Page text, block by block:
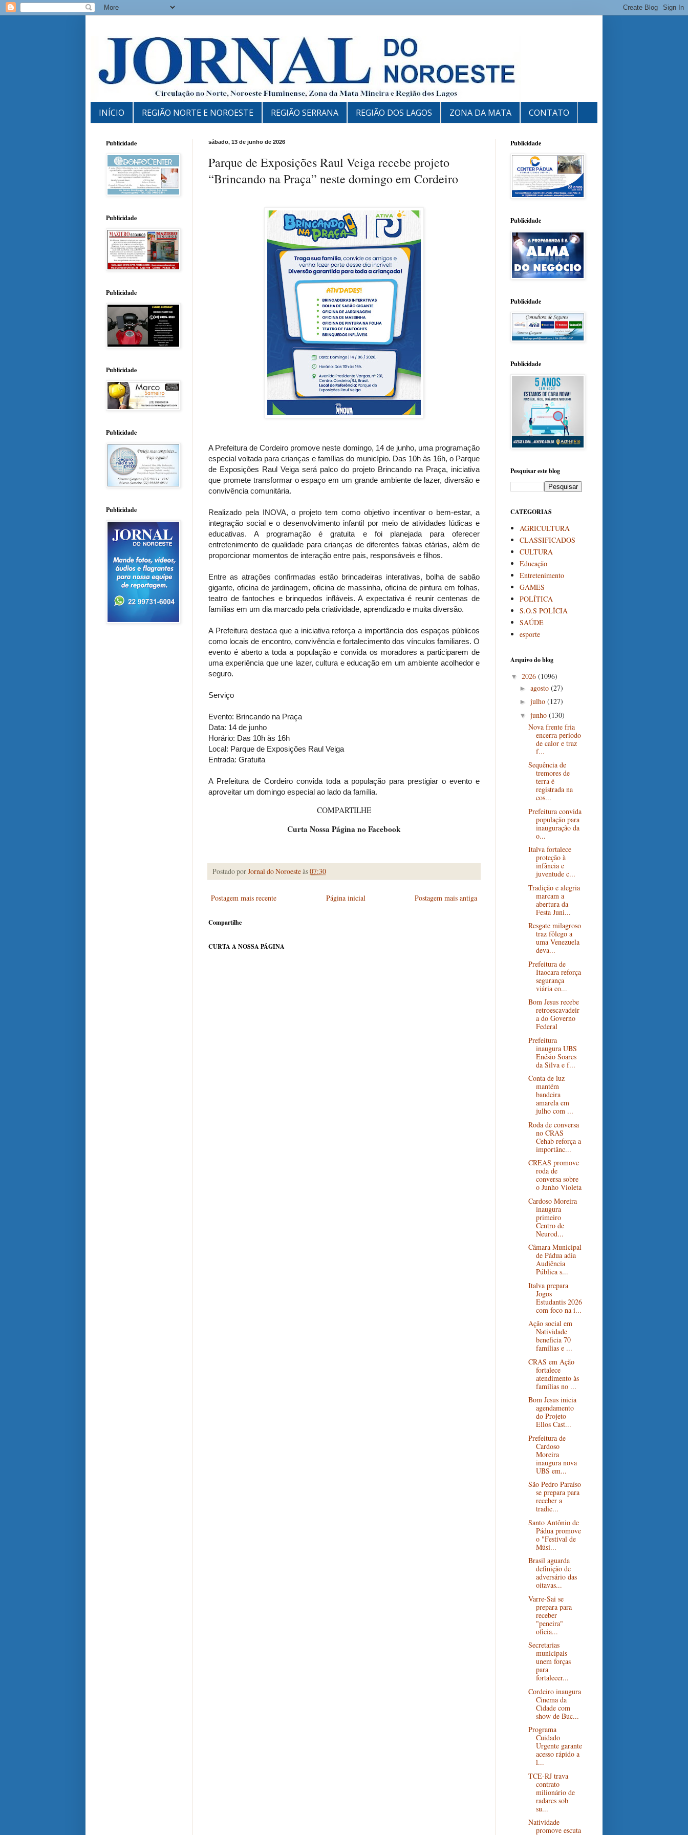
INÍCIO REGIÃO NORTE E NOROESTE REGIÃO SERRANA REGIÃO DOS LAGOS ZONA DA MATA CONTATO
sábado, 13 de junho de 2026
Parque de Exposições Raul Veiga recebe projeto
“Brincando na Praça” neste domingo em Cordeiro
A Prefeitura de Cordeiro promove neste domingo, 14 de junho, uma programação
especial voltada para crianças e famílias do município. Das 10h às 16h, o Parque
de Exposições Raul Veiga será palco do projeto Brincando na Praça, iniciativa
que promete transformar o espaço em um grande ambiente de lazer, diversão e
convivência comunitária.
Realizado pela INOVA, o projeto tem como objetivo incentivar o bem-estar, a
integração social e o desenvolvimento infantil por meio de atividades lúdicas e
educativas. A programação é gratuita e foi planejada para oferecer
entretenimento de qualidade para crianças de diferentes faixas etárias, além de
proporcionar momentos de interação entre pais, responsáveis e filhos.
Entre as atrações confirmadas estão brincadeiras interativas, bolha de sabão
gigante, oficina de jardinagem, oficina de massinha, oficina de pintura em folhas,
teatro de fantoches e brinquedos infláveis. A expectativa é reunir centenas de
famílias em um dia marcado pela criatividade, aprendizado e muita diversão.
A Prefeitura destaca que a iniciativa reforça a importância dos espaços públicos
como locais de encontro, convivência e fortalecimento dos vínculos familiares. O
evento é aberto a toda a população e convida os moradores a participarem de
uma experiência que une lazer, cultura e educação em um ambiente acolhedor e
seguro.
Serviço
Evento: Brincando na Praça
Data: 14 de junho
Horário: Das 10h às 16h
Local: Parque de Exposições Raul Veiga
Entrada: Gratuita
A Prefeitura de Cordeiro convida toda a população para prestigiar o evento e
aproveitar um domingo especial ao lado da família.
COMPARTILHE
Curta Nossa Página no Facebook
Postado porJornal do Noroesteàs07:30
Postagem mais recente Postagem mais antiga
Página inicial
Compartilhe
CURTA A NOSSA PÁGINA
Publicidade
Publicidade
Publicidade
Publicidade
Publicidade
Publicidade
Publicidade
Publicidade
Publicidade
Publicidade
Pesquisar este blog
CATEGORIAS
AGRICULTURA
CLASSIFICADOS
CULTURA
Educação
Entretenimento
GAMES
POLÍTICA
S.O.S POLÍCIA
SAÚDE
esporte
Arquivo do blog
▼ 2026 (1096)
► agosto (27)
► julho (127)
▼ junho (130)
Nova frente fria
encerra período
de calor e traz
f...
Sequência de
tremores de
terra é
registrada na
cos...
Prefeitura convida
população para
inauguração da
o...
Italva fortalece
proteção à
infância e
juventude c...
Tradição e alegria
marcam a
abertura da
Festa Juni...
Resgate milagroso
traz fôlego a
uma Venezuela
deva...
Prefeitura de
Itaocara reforça
segurança
viária co...
Bom Jesus recebe
retroescavadeir
a do Governo
Federal
Prefeitura
inaugura UBS
Enésio Soares
da Silva e f...
Conta de luz
mantém
bandeira
amarela em
julho com ...
Roda de conversa
no CRAS
Cehab reforça a
importânc...
CREAS promove
roda de
conversa sobre
o Junho Violeta
Cardoso Moreira
inaugura
primeiro
Centro de
Neurod...
Câmara Municipal
de Pádua adia
Audiência
Pública s...
Italva prepara
Jogos
Estudantis 2026
com foco na i...
Ação social em
Natividade
beneficia 70
famílias e ...
CRAS em Ação
fortalece
atendimento às
famílias no ...
Bom Jesus inicia
agendamento
do Projeto
Ellos Cast...
Prefeitura de
Cardoso
Moreira
inaugura nova
UBS em...
São Pedro Paraíso
se prepara para
receber a
tradic...
Santo Antônio de
Pádua promove
o "Festival de
Músi...
Brasil aguarda
definição de
adversário das
oitavas...
Varre-Sai se
prepara para
receber
"peneira"
oficia...
Secretarias
municipais
unem forças
para
fortalecer...
Cordeiro inaugura
Cinema da
Cidade com
show de Buc...
Programa
Cuidado
Urgente garante
acesso rápido a
l...
TCE-RJ trava
contrato
milionário de
radares sob
su...
Natividade
promove escuta